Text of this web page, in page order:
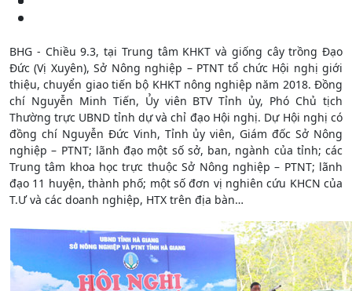
BHG - Chiều 9.3, tại Trung tâm KHKT và giống cây trồng Đạo
Đức (Vị Xuyên), Sở Nông nghiệp – PTNT tổ chức Hội nghị giới
thiệu, chuyển giao tiến bộ KHKT nông nghiệp năm 2018. Đồng
chí Nguyễn Minh Tiến, Ủy viên BTV Tỉnh ủy, Phó Chủ tịch
Thường trực UBND tỉnh dự và chỉ đạo Hội nghị. Dự Hội nghị có
đồng chí Nguyễn Đức Vinh, Tỉnh ủy viên, Giám đốc Sở Nông
nghiệp – PTNT; lãnh đạo một số sở, ban, ngành của tỉnh; các
Trung tâm khoa học trực thuộc Sở Nông nghiệp – PTNT; lãnh
đạo 11 huyện, thành phố; một số đơn vị nghiên cứu KHCN của
T.Ư và các doanh nghiệp, HTX trên địa bàn…